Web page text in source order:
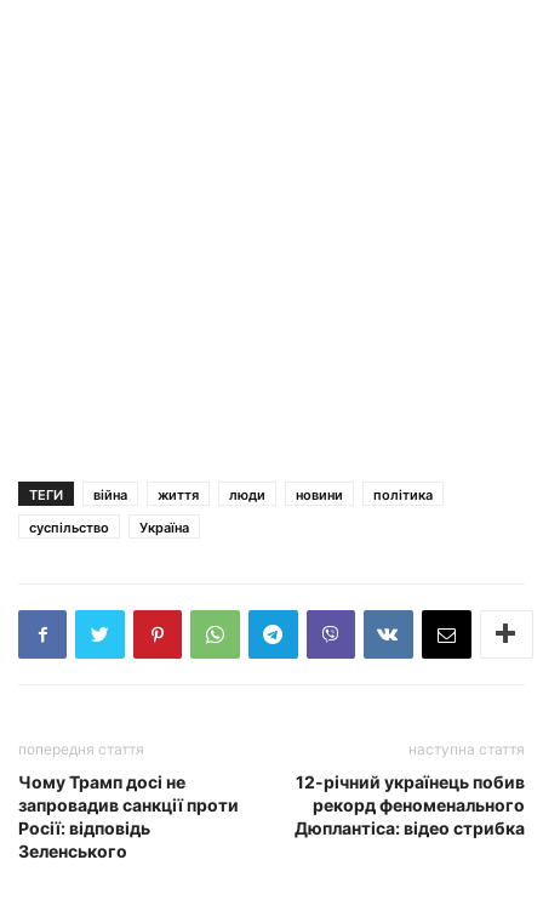
ТЕГИ війна життя люди новини
політика
суспільство
Україна
попередня стаття
Чому Трамп досі не
запровадив санкції проти
Росії: відповідь
Зеленського
наступна стаття
12-річний українець побив
рекорд феноменального
Дюплантіса: відео стрибка